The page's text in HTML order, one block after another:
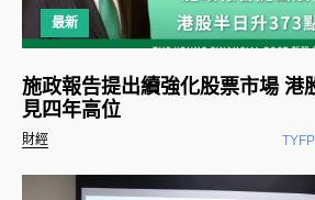
最新
財經
施政報告提出續強化股票市場 港
見四年高位